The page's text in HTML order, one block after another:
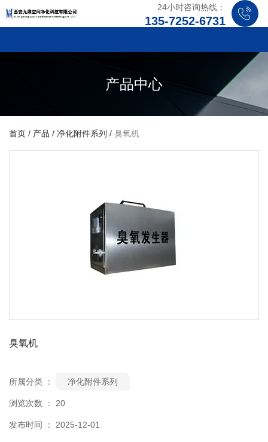
24小时咨询热线：
135-7252-6731
产品中心
首页 / 产品 / 净化附件系列 / 臭氧机
臭氧机
所属分类 ： 净化附件系列
浏览次数 ： 20
发布时间 ： 2025-12-01